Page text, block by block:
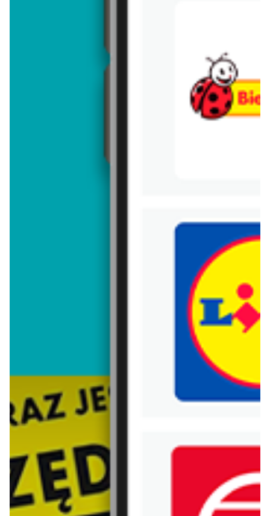
Trafiłeś na nieaktualną gazetkę
Zobacz aktualne gazetki Blix!
od dziś